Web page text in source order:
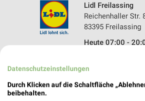
Lidl Freilassing
Reichenhaller Str.
83395 Freilassing
Heute 07:00 -
Datenschutzeinstellungen
Durch Klicken auf die Schaltfläche
beibehalten.